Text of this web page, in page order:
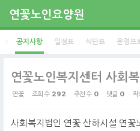
연꽃노인요양원
공지사항 일정표 식단표 운영프
연꽃노인복지센터 사회
연꽃 조회 수 292 추천 수 0 댓글 0 작
사회복지법인 연꽃 산하시설 연